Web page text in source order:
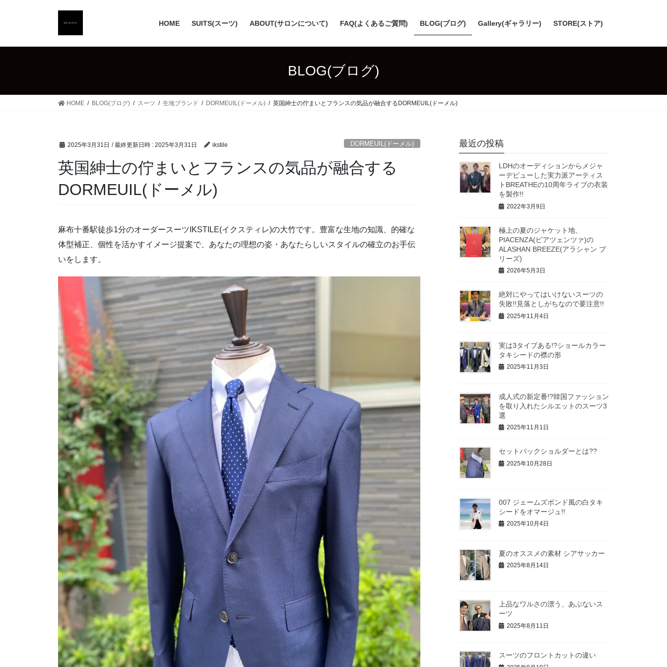
HOME SUITS(スーツ) ABOUT(サロンについて) FAQ(よくあるご質問) BLOG(ブログ) Gallery(ギャラリー) STORE(ストア)
BLOG(ブログ)
HOME BLOG(ブログ) スーツ 生地ブランド DORMEUIL(ドーメル) 英国紳士の佇まいとフランスの気品が融合するDORMEUIL(ドーメル)
2025年3月31日 / 最終更新日時 : 2025年3月31日 ikstile DORMEUIL(ドーメル)
英国紳士の佇まいとフランスの気品が融合する
DORMEUIL(ドーメル)
麻布十番駅徒歩1分のオーダースーツIKSTILE(イクスティレ)の大竹です。豊富な生地の知識、的確な
体型補正、個性を活かすイメージ提案で、あなたの理想の姿・あなたらしいスタイルの確立のお手伝
いをします。
最近の投稿
LDHのオーディションからメジャ
ーデビューした実力派アーティス
トBREATHEの10周年ライブの衣装
を製作!!
2022年3月9日
極上の夏のジャケット地、
PIACENZA(ピアツェンツァ)の
ALASHAN BREEZE(アラシャン ブ
リーズ)
2026年5月3日
絶対にやってはいけないスーツの
失敗!!見落としがちなので要注意!!
2025年11月4日
実は3タイプある!?ショールカラー
タキシードの襟の形
2025年11月3日
成人式の新定番!?韓国ファッション
を取り入れたシルエットのスーツ3
選
2025年11月1日
セットバックショルダーとは??
2025年10月28日
007 ジェームズボンド風の白タキ
シードをオマージュ!!
2025年10月4日
夏のオススメの素材 シアサッカー
2025年8月14日
上品なワルさの漂う、あぶないス
ーツ
2025年8月11日
スーツのフロントカットの違い